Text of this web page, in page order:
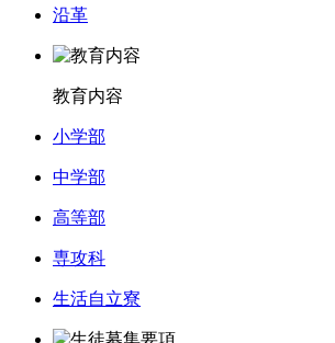
沿革
教育内容
小学部
中学部
高等部
専攻科
生活自立寮